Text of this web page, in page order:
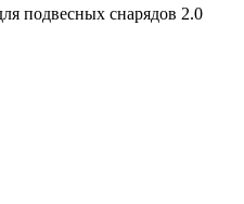
подвесных снарядов 2.0